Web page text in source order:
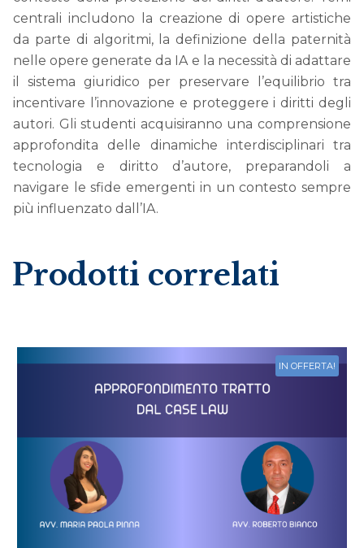
centrali includono la creazione di opere artistiche
da parte di algoritmi, la definizione della paternità
nelle opere generate da IA e la necessità di adattare
il sistema giuridico per preservare l’equilibrio tra
incentivare l’innovazione e proteggere i diritti degli
autori. Gli studenti acquisiranno una comprensione
approfondita delle dinamiche interdisciplinari tra
tecnologia e diritto d’autore, preparandoli a
navigare le sfide emergenti in un contesto sempre
più influenzato dall’IA.
Prodotti correlati
IN OFFERTA!